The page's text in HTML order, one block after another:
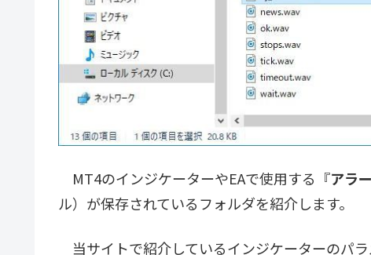
MT4のインジケーターやEAで使用する『アラ
ル）が保存されているフォルダを紹介します。
当サイトで紹介しているインジケーターのパ